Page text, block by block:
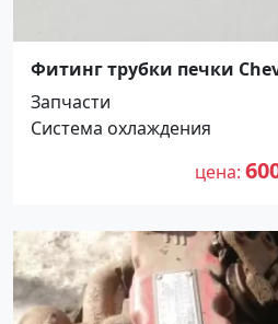
Фитинг трубки печки
Краснодар
Запчасти
Система охлаждения
цена